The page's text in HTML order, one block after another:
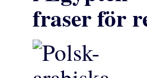
fraser för